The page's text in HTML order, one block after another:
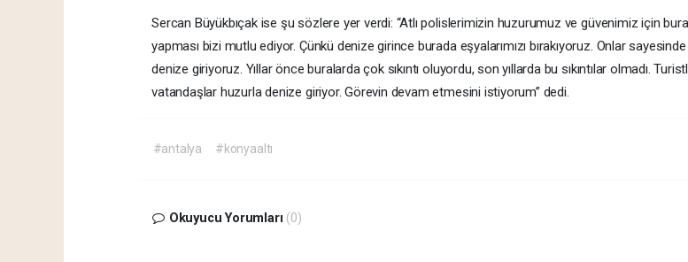
Sercan Büyükbıçak ise şu sözlere yer verdi: “Atlı polislerimizin huzurumuz ve güvenimiz için
yapması bizi mutlu ediyor. Çünkü denize girince burada eşyalarımızı bırakıyoruz. Onlar
denize giriyoruz. Yıllar önce buralarda çok sıkıntı oluyordu, son yıllarda bu sıkıntılar olmadı.
vatandaşlar huzurla denize giriyor. Görevin devam etmesini istiyorum” dedi.
#antalya #konyaaltı
Okuyucu Yorumları (0)